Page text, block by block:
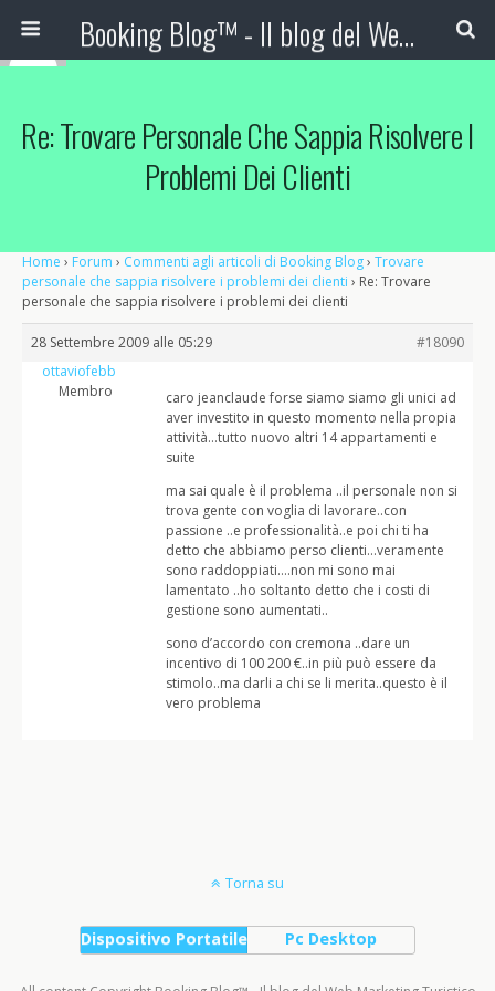
Booking Blog™ - Il blog del Web Marketing Turistico
Re: Trovare Personale Che Sappia Risolvere I
Problemi Dei Clienti
Home › Forum › Commenti agli articoli di Booking Blog› Trovare
personale che sappia risolvere i problemi dei clienti › Re: Trovare
personale che sappia risolvere i problemi dei clienti
28 Settembre 2009 alle 05:29
#18090
ottaviofebb
Membro
caro jeanclaude forse siamo siamo gli unici ad
aver investito in questo momento nella propia
attività…tutto nuovo altri 14 appartamenti e
suite
ma sai quale è il problema ..il personale non si
trova gente con voglia di lavorare..con
passione ..e professionalità..e poi chi ti ha
detto che abbiamo perso clienti…veramente
sono raddoppiati….non mi sono mai
lamentato ..ho soltanto detto che i costi di
gestione sono aumentati..
sono d’accordo con cremona ..dare un
incentivo di 100 200 €..in più può essere da
stimolo..ma darli a chi se li merita..questo è il
vero problema
Torna su
Dispositivo Portatile Pc Desktop